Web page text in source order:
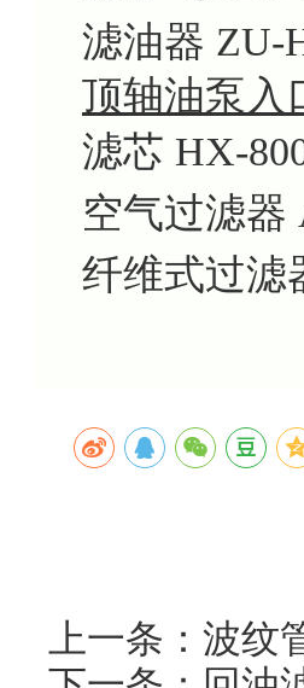
滤油器 ZU-
顶轴油泵入
滤芯 HX-
空气过滤器
纤维式过滤
上一条：波纹